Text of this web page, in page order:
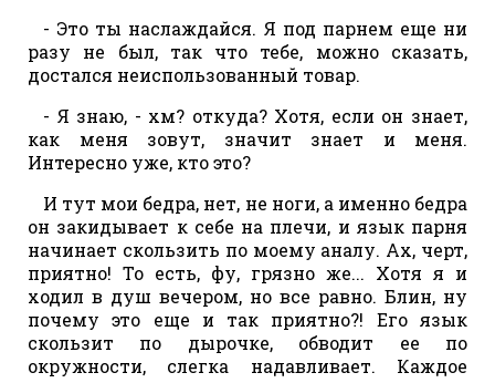
- Это ты наслаждайся. Я под парнем еще ни
разу не был, так что тебе, можно сказать,
достался неиспользованный товар.
- Я знаю, - хм? откуда? Хотя, если он знает,
как меня зовут, значит знает и меня.
Интересно уже, кто это?
И тут мои бедра, нет, не ноги, а именно бедра
он закидывает к себе на плечи, и язык парня
начинает скользить по моему аналу. Ах, черт,
приятно! То есть, фу, грязно же... Хотя я и
ходил в душ вечером, но все равно. Блин, ну
почему это еще и так приятно?! Его язык
скользит по дырочке, обводит ее по
окружности, слегка надавливает. Каждое